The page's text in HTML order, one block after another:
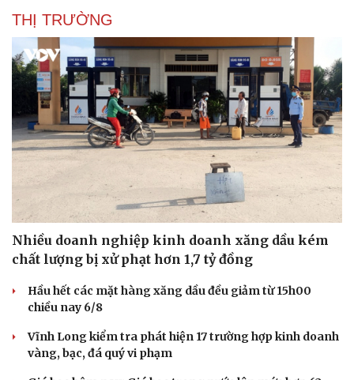
THỊ TRƯỜNG
Nhiều doanh nghiệp kinh doanh xăng dầu kém
chất lượng bị xử phạt hơn 1,7 tỷ đồng
Hầu hết các mặt hàng xăng dầu đều giảm từ 15h00
chiều nay 6/8
Vĩnh Long kiểm tra phát hiện 17 trường hợp kinh doanh
vàng, bạc, đá quý vi phạm